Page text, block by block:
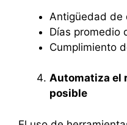
Antigüedad de
Días promedio
Cumplimiento
Automatiza el
posible